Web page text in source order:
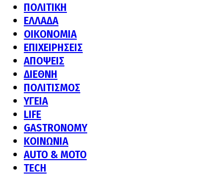
ΠΟΛΙΤΙΚΗ
ΕΛΛΑΔΑ
ΟΙΚΟΝΟΜΙΑ
ΕΠΙΧΕΙΡΗΣΕΙΣ
ΑΠΟΨΕΙΣ
ΔΙΕΘΝΗ
ΠΟΛΙΤΙΣΜΟΣ
ΥΓΕΙΑ
LIFE
GASTRONOMY
ΚΟΙΝΩΝΙΑ
AUTO & MOTO
TECH